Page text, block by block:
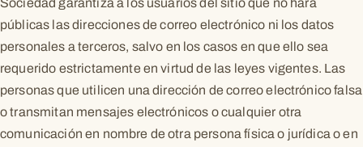
públicas las direcciones de correo electrónico ni los datos
personales a terceros, salvo en los casos en que ello sea
requerido estrictamente en virtud de las leyes vigentes. Las
personas que utilicen una dirección de correo electrónico falsa
o transmitan mensajes electrónicos o cualquier otra
comunicación en nombre de otra persona física o jurídica o en